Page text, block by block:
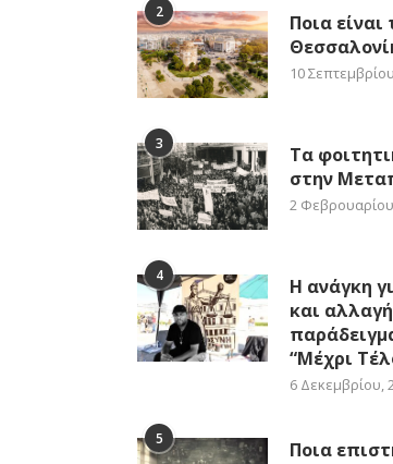
2
Ποια είναι
10
3
Τα
στην
2
4
Η ανάγκη
και
“Μέχρι
6 Δεκεμβρίου,
5 Ποια